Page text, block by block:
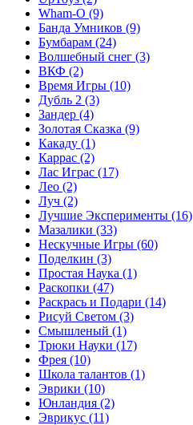
Wham-O (9)
Банда Умников (9)
Бумбарам (24)
Волшебный снег (3)
ВКФ (2)
Время Игры (10)
Дубль 2 (3)
Зандер (4)
Золотая Сказка (9)
Какаду (1)
Каррас (2)
Лас Играс (17)
Лео (2)
Луч (2)
Лучшие Эксперименты (16)
Мазалики (33)
Нескучные Игры (60)
Поделкин (3)
Простая Наука (1)
Раскопки (47)
Раскрась и Подари (14)
Рисуй Светом (3)
Смышленый (1)
Трюки Науки (17)
Фрея (10)
Школа талантов (1)
Эврики (10)
Юнландия (2)
Эврикус (11)